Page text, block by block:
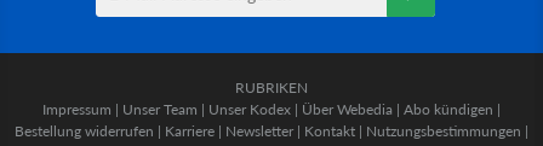
RUBRIKEN
Impressum | Unser Team | Unser Kodex | Über Webedia | Abo kündigen |
Bestellung widerrufen | Karriere | Newsletter | Kontakt | Nutzungsbestimmungen |